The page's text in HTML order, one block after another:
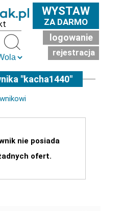
WYSTAW
ZA DARMO
logowanie
rejestracja
"kacha1440"
nie posiada
ofert.